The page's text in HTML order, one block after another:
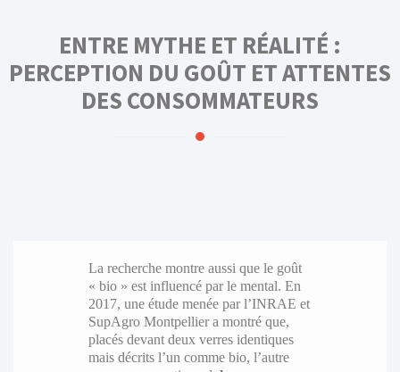
ENTRE MYTHE ET RÉALITÉ :
PERCEPTION DU GOÛT ET ATTENTES
DES CONSOMMATEURS
La recherche montre aussi que le goût
« bio » est influencé par le mental. En
2017, une étude menée par l’INRAE et
SupAgro Montpellier a montré que,
placés devant deux verres identiques
mais décrits l’un comme bio, l’autre